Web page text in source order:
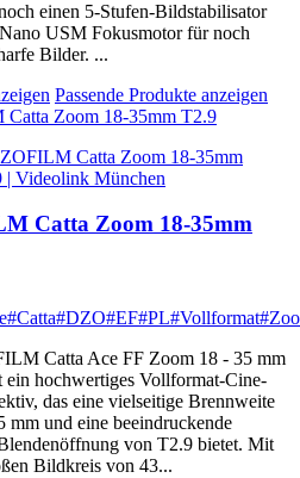
einen 5-Stufen-Bildstabilisator
USM Fokusmotor für noch
Bilder. ...
Passende Produkte anzeigen
Zoom 18-35mm T2.9
Catta Zoom 18-35mm
#Catta#DZO#EF#PL#Vollformat
Catta Ace FF Zoom 18 - 35 mm
ein hochwertiges Vollformat-Cine-
das eine vielseitige Brennweite
mm und eine beeindruckende
von T2.9 bietet. Mit
Bildkreis von 43...